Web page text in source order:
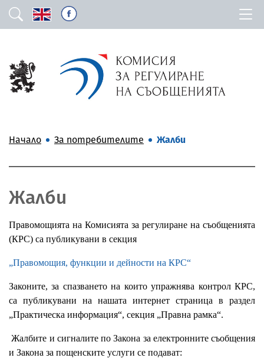
Начало За потребителите Жалби
Жалби
Правомощията на Комисията за регулиране на съобщенията
(КРС) са публикувани в секция
„Правомощия, функции и дейности на КРС“
Законите, за спазването на които упражнява контрол КРС,
са публикувани на нашата интернет страница в раздел
„Практическа информация“, секция „Правна рамка“.
Жалбите и сигналите по Закона за електронните съобщения
и Закона за пощенските услуги се подават: